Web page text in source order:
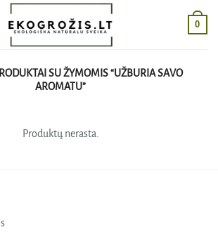
0
SU ŽYMOMIS “UŽBURIA SAVO
AROMATU”
Produktų nerasta.